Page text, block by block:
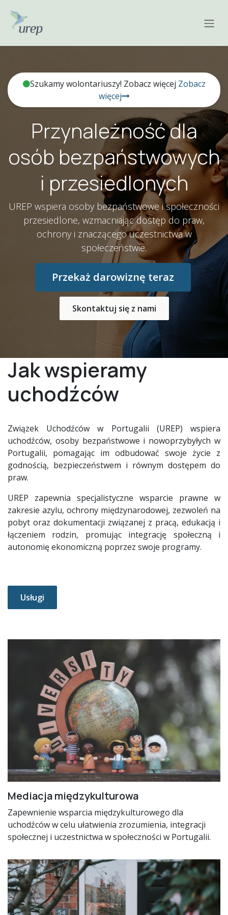
Szukamy wolontariuszy! Zobacz więcej Zobacz
więcej
Przynależność dla
osób bezpaństwowych
i przesiedlonych
UREP wspiera osoby bezpaństwowe i społeczności
przesiedlone, wzmacniając dostęp do praw,
ochrony i znaczącego uczestnictwa w
społeczeństwie.
Przekaż darowiznę teraz
Skontaktuj się z nami
Jak wspieramy
uchodźców
Związek Uchodźców w Portugalii (UREP) wspiera
uchodźców, osoby bezpaństwowe i nowoprzybyłych w
Portugalii, pomagając im odbudować swoje życie z
godnością, bezpieczeństwem i równym dostępem do
praw.
UREP zapewnia specjalistyczne wsparcie prawne w
zakresie azylu, ochrony międzynarodowej, zezwoleń na
pobyt oraz dokumentacji związanej z pracą, edukacją i
łączeniem rodzin, promując integrację społeczną i
autonomię ekonomiczną poprzez swoje programy.
Usługi
Mediacja międzykulturowa
Zapewnienie wsparcia międzykulturowego dla
uchodźców w celu ułatwienia zrozumienia, integracji
społecznej i uczestnictwa w społeczności w Portugalii.